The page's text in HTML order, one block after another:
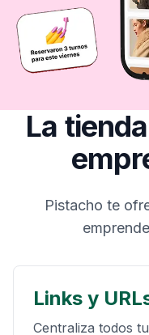
La
Pistacho te
Links y
Centraliza todos